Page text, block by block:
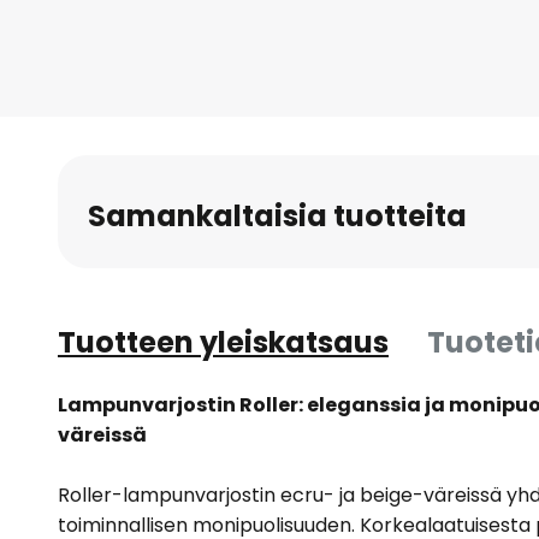
gallery
Samankaltaisia tuotteita
Tuotteen yleiskatsaus
Lampunvarjostin Roller: eleganssia ja
väreissä
Roller-lampunvarjostin ecru- ja beige-väreissä
toiminnallisen monipuolisuuden.